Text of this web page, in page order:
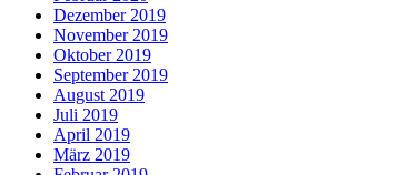
Dezember 2019
November 2019
Oktober 2019
September 2019
August 2019
Juli 2019
April 2019
März 2019